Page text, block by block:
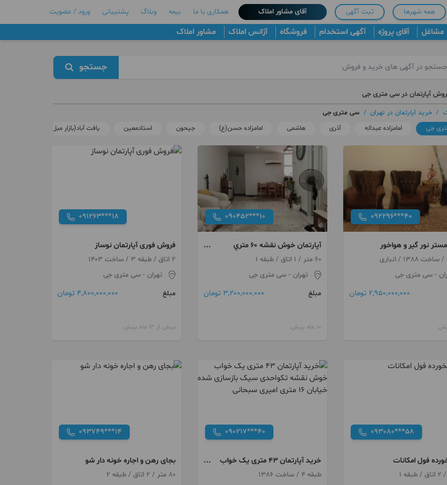
همه شهرها ثبت آگهی آقای مشاور املاک همکاری با ما بیمه وبلاگ پشتیبانی ورود / عضویت
مشاغل آقای پروژه آگهی استخدام فروشگاه آژانس املاک مشاور املاک
جستجو
آپارتمان در سی متری جی
/ خرید آپارتمان در تهران / سی متری جی
جی
امامزاده عبداله آذری هاشمی امامزاده حسن(ع) جیحون استادمعین یافت آباد(بازار مبل)
092296***40
نور گیر و هواخور
- سی متری جی
2,950,000,000 تومان
090452***10
آپارتمان خوش نقشه ٦٠ متري
زيرقيمت
60 متر / 1 اتاق / طبقه 1
تهران- سی متری جی
مبلغ
3,200,000,000 تومان
10 ماه پیش
091263***18
فروش فوری آپارتمان نوساز
2 اتاق / طبقه 3 / ساخت 1403
تهران - سی متری جی
مبلغ
4,800,000,000 تومان
بیش از 12 ماه پیش
093080***58
فول امکانات
090217***40
خرید آپارتمان ۴۳ متری یک خواب
خوش نقشه تکواحدی سیک
طبقه 4 / ساخت 1386
093749***14
بجای رهن و اجاره خونه دار شو
80 متر / 2 اتاق / طبقه 2